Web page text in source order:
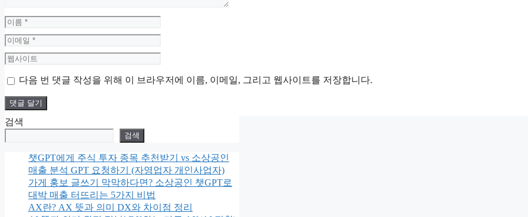
이
름
이
메
일
웹
이
트
다음 번 댓글 작성을 위해 이 브라우저에 이름, 이메일, 그리고 웹사이트를 저장합니다.
검색
검색
챗GPT에게 주식 투자 종목 추천받기 vs 소상공인
매출 분석 GPT 요청하기 (자영업자 개인사업자)
가게 홍보 글쓰기 막막하다면? 소상공인 챗GPT로
대박 매출 터뜨리는 5가지 비법
AX란? AX 뜻과 의미 DX와 차이점 정리